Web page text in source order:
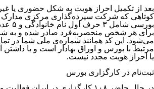
بعد از تکمیل احراز هویت به شکل حضوری یا
کوتاهی که شرکت سپرده‌گذاری مرکزی مدارک را
بورسی
برای هر شخص منحصربه‌فرد صادر شده و به
می‌شود. این کد همانند شماره‌ی ملی شما در
مرتبط با بورس و اوراق بهادار است و با داشتن
یا احراز هویت مجدد نیست.
ثبت‌نام در کارگزاری بورس